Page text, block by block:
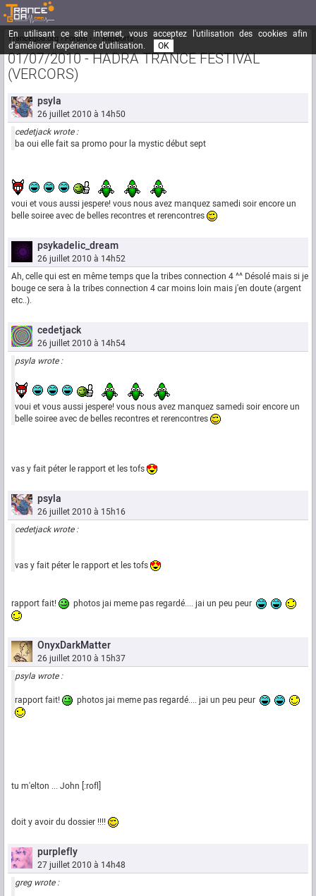
En utilisant ce site internet, vous acceptez l'utilisation des cookies afin
d'améliorer l'expérience d'utilisation.
OK
Trancegoa.org Forum ::. Rapports
01/07/2010 - HADRA TRANCE FESTIVAL
(VERCORS)
psyla
26 juillet 2010 à 14h50
cedetjack wrote :
ba oui elle fait sa promo pour la mystic début sept
voui et vous aussi jespere! vous nous avez manquez samedi soir encore un
belle soiree avec de belles recontres et rerencontres
psykadelic_dream
26 juillet 2010 à 14h52
Ah, celle qui est en même temps que la tribes connection 4 ^^ Désolé mais si je
bouge ce sera à la tribes connection 4 car moins loin mais j'en doute (argent
etc..).
cedetjack
26 juillet 2010 à 14h54
psyla wrote :
voui et vous aussi jespere! vous nous avez manquez samedi soir encore un
belle soiree avec de belles recontres et rerencontres
vas y fait péter le rapport et les tofs
psyla
26 juillet 2010 à 15h16
cedetjack wrote :
vas y fait péter le rapport et les tofs
rapport fait! photos jai meme pas regardé.... jai un peu peur
OnyxDarkMatter
26 juillet 2010 à 15h37
psyla wrote :
rapport fait!
photos jai meme pas regardé.... jai un peu peur
tu m'elton ... John [:rofl]
doit y avoir du dossier !!!!
purplefly
27 juillet 2010 à 14h48
greg wrote :